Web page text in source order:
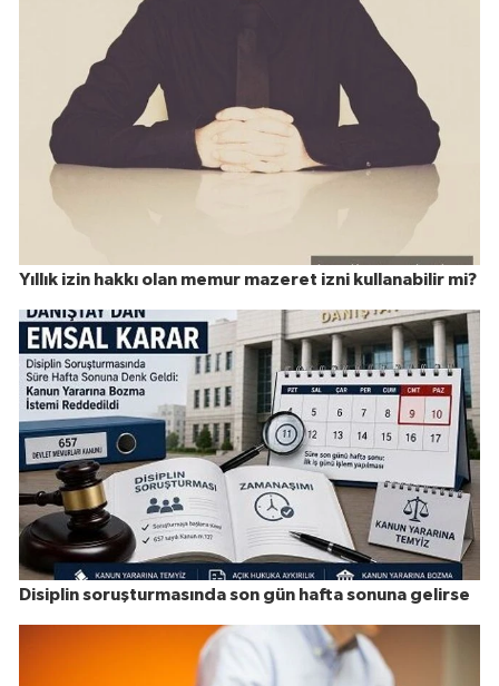
Yıllık izin hakkı olan memur mazeret izni kullanabilir mi?
Disiplin soruşturmasında son gün hafta sonuna gelirse